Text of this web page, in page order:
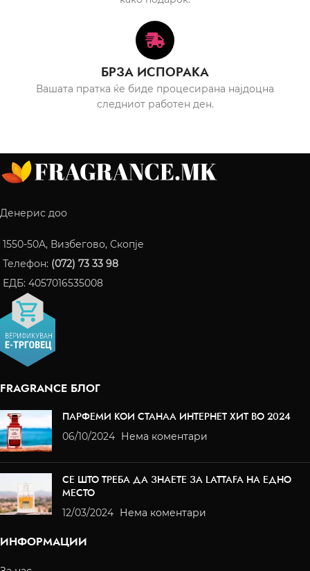
БРЗА ИСПОРАКА
Вашата пратка ќе биде процесирана најдоцна
следниот работен ден.
Денерис доо
1550-50A, Визбегово, Скопје
Телефон: (072) 73 33 98
ЕДБ: 4057016535008
FRAGRANCE БЛОГ
ПАРФЕМИ КОИ СТАНАА ИНТЕРНЕТ ХИТ ВО 2024
06/10/2024 Нема коментари
СЕ ШТО ТРЕБА ДА ЗНАЕТЕ ЗА LATTAFA НА ЕДНО
МЕСТО
12/03/2024 Нема коментари
ИНФОРМАЦИИ